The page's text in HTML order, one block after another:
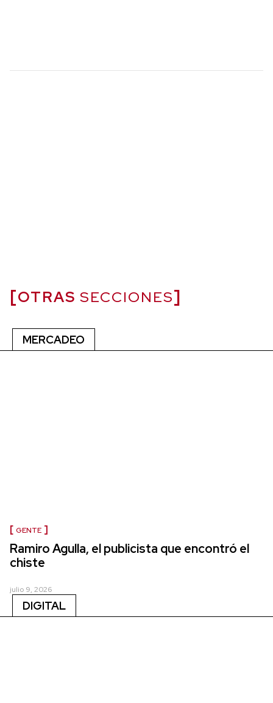
OTRAS SECCIONES
MERCADEO
GENTE
Ramiro Agulla, el publicista que encontró el
chiste
julio 9, 2026
DIGITAL